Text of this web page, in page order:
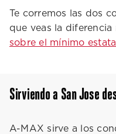
Te corremos las dos
que veas la
sobre el mínimo
Sirviendo a San Jose
A-MAX sirve a los